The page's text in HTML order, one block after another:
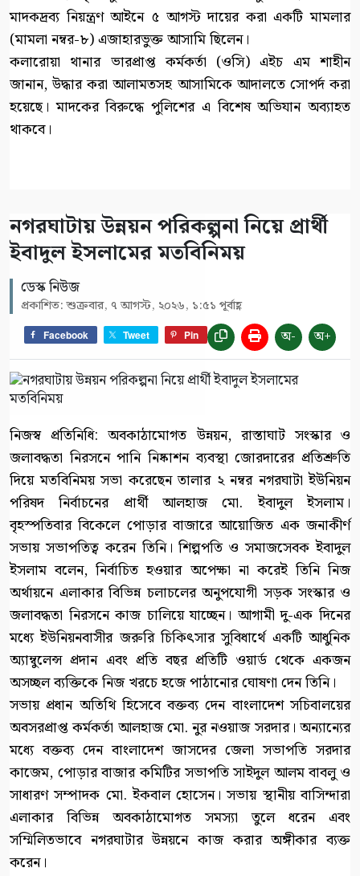
মাদকদ্রব্য নিয়ন্ত্রণ আইনে ৫ আগস্ট দায়ের করা একটি মামলার
(মামলা নম্বর-৮) এজাহারভুক্ত আসামি ছিলেন।
কলারোয়া থানার ভারপ্রাপ্ত কর্মকর্তা (ওসি) এইচ এম শাহীন
জানান, উদ্ধার করা আলামতসহ আসামিকে আদালতে সোপর্দ করা
হয়েছে। মাদকের বিরুদ্ধে পুলিশের এ বিশেষ অভিযান অব্যাহত
থাকবে।
নগরঘাটায় উন্নয়ন পরিকল্পনা নিয়ে প্রার্থী
ইবাদুল ইসলামের মতবিনিময়
ডেস্ক নিউজ
প্রকাশিত: শুক্রবার, ৭ আগস্ট, ২০২৬, ১:৫১ পূর্বাহ্ণ
Facebook Tweet Pin অ- অ+
নিজস্ব প্রতিনিধি: অবকাঠামোগত উন্নয়ন, রাস্তাঘাট সংস্কার ও
জলাবদ্ধতা নিরসনে পানি নিষ্কাশন ব্যবস্থা জোরদারের প্রতিশ্রুতি
দিয়ে মতবিনিময় সভা করেছেন তালার ২ নম্বর নগরঘাটা ইউনিয়ন
পরিষদ নির্বাচনের প্রার্থী আলহাজ মো. ইবাদুল ইসলাম।
বৃহস্পতিবার বিকেলে পোড়ার বাজারে আয়োজিত এক জনাকীর্ণ
সভায় সভাপতিত্ব করেন তিনি। শিল্পপতি ও সমাজসেবক ইবাদুল
ইসলাম বলেন, নির্বাচিত হওয়ার অপেক্ষা না করেই তিনি নিজ
অর্থায়নে এলাকার বিভিন্ন চলাচলের অনুপযোগী সড়ক সংস্কার ও
জলাবদ্ধতা নিরসনে কাজ চালিয়ে যাচ্ছেন। আগামী দু-এক দিনের
মধ্যে ইউনিয়নবাসীর জরুরি চিকিৎসার সুবিধার্থে একটি আধুনিক
অ্যাম্বুলেন্স প্রদান এবং প্রতি বছর প্রতিটি ওয়ার্ড থেকে একজন
অসচ্ছল ব্যক্তিকে নিজ খরচে হজে পাঠানোর ঘোষণা দেন তিনি।
সভায় প্রধান অতিথি হিসেবে বক্তব্য দেন বাংলাদেশ সচিবালয়ের
অবসরপ্রাপ্ত কর্মকর্তা আলহাজ মো. নুর নওয়াজ সরদার। অন্যান্যের
মধ্যে বক্তব্য দেন বাংলাদেশ জাসদের জেলা সভাপতি সরদার
কাজেম, পোড়ার বাজার কমিটির সভাপতি সাইদুল আলম বাবলু ও
সাধারণ সম্পাদক মো. ইকবাল হোসেন। সভায় স্থানীয় বাসিন্দারা
এলাকার বিভিন্ন অবকাঠামোগত সমস্যা তুলে ধরেন এবং
সম্মিলিতভাবে নগরঘাটার উন্নয়নে কাজ করার অঙ্গীকার ব্যক্ত
করেন।